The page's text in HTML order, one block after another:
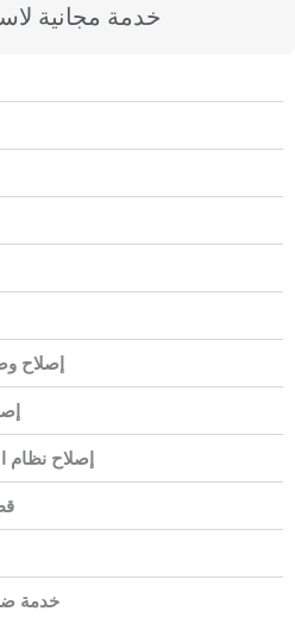
خدمة مجانية
إصلاح
إصلاح نظام
خدمة